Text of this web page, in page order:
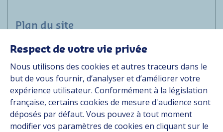
Plan du site
Marchés
Solutions
Ressources
À propos
Carrière
Contact
Respect de votre vie privée
Nous utilisons des cookies et autres traceurs dans le
but de vous fournir, d’analyser et d’améliorer votre
expérience utilisateur. Conformément à la législation
française, certains cookies de mesure d'audience sont
déposés par défaut. Vous pouvez à tout moment
modifier vos paramètres de cookies en cliquant sur le